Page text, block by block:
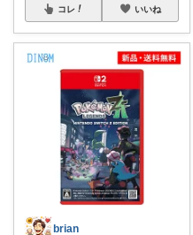
コレ いいね
brian